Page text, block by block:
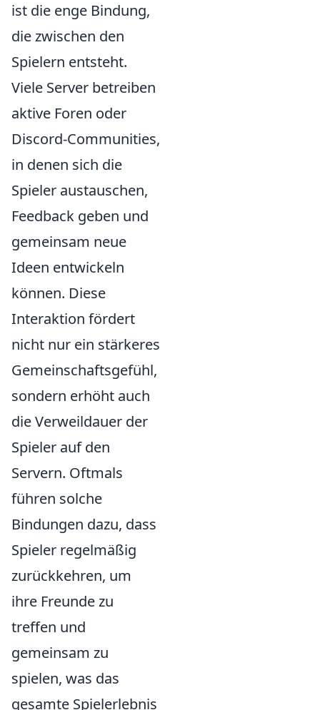
ist die enge Bindung,
die zwischen den
Spielern entsteht.
Viele Server betreiben
aktive Foren oder
Discord-Communities,
in denen sich die
Spieler austauschen,
Feedback geben und
gemeinsam neue
Ideen entwickeln
können. Diese
Interaktion fördert
nicht nur ein stärkeres
Gemeinschaftsgefühl,
sondern erhöht auch
die Verweildauer der
Spieler auf den
Servern. Oftmals
führen solche
Bindungen dazu, dass
Spieler regelmäßig
zurückkehren, um
ihre Freunde zu
treffen und
gemeinsam zu
spielen, was das
gesamte Spielerlebnis